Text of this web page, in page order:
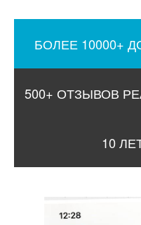
БОЛЕЕ 10000+
500+ ОТЗЫВОВ
10